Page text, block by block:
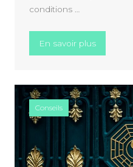
conditions …
En savoir plus«
Conseils